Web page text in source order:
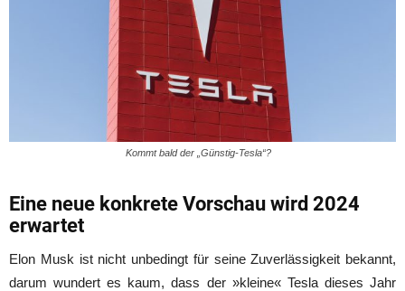
Kommt bald der „Günstig-Tesla“?
Eine neue konkrete Vorschau wird 2024
erwartet
Elon Musk ist nicht unbedingt für seine Zuverlässigkeit bekannt,
darum wundert es kaum, dass der »kleine« Tesla dieses Jahr